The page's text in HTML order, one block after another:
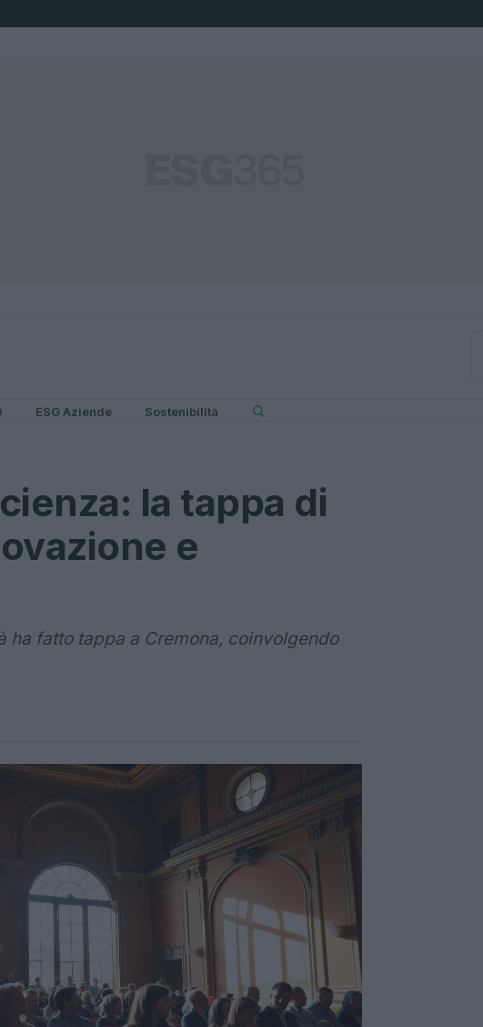
ESG Aziende Sostenibilità
la tappa di
e
ha fatto tappa a Cremona, coinvolgendo